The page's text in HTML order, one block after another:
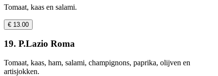
Tomaat, kaas en salami.
€ 13.00
19. P.Lazio Roma
Tomaat, kaas, ham, salami, champignons, paprika, olijven en
artisjokken.